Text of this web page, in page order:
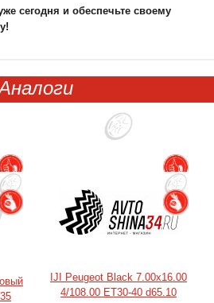
сегодня и обеспечьте своему
IJI Peugeot Black 7.00x16.00
4/108.00 ET30-40 d65.10